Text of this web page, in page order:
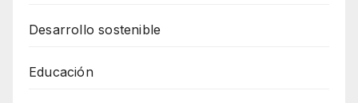
Desarrollo sostenible
Educación